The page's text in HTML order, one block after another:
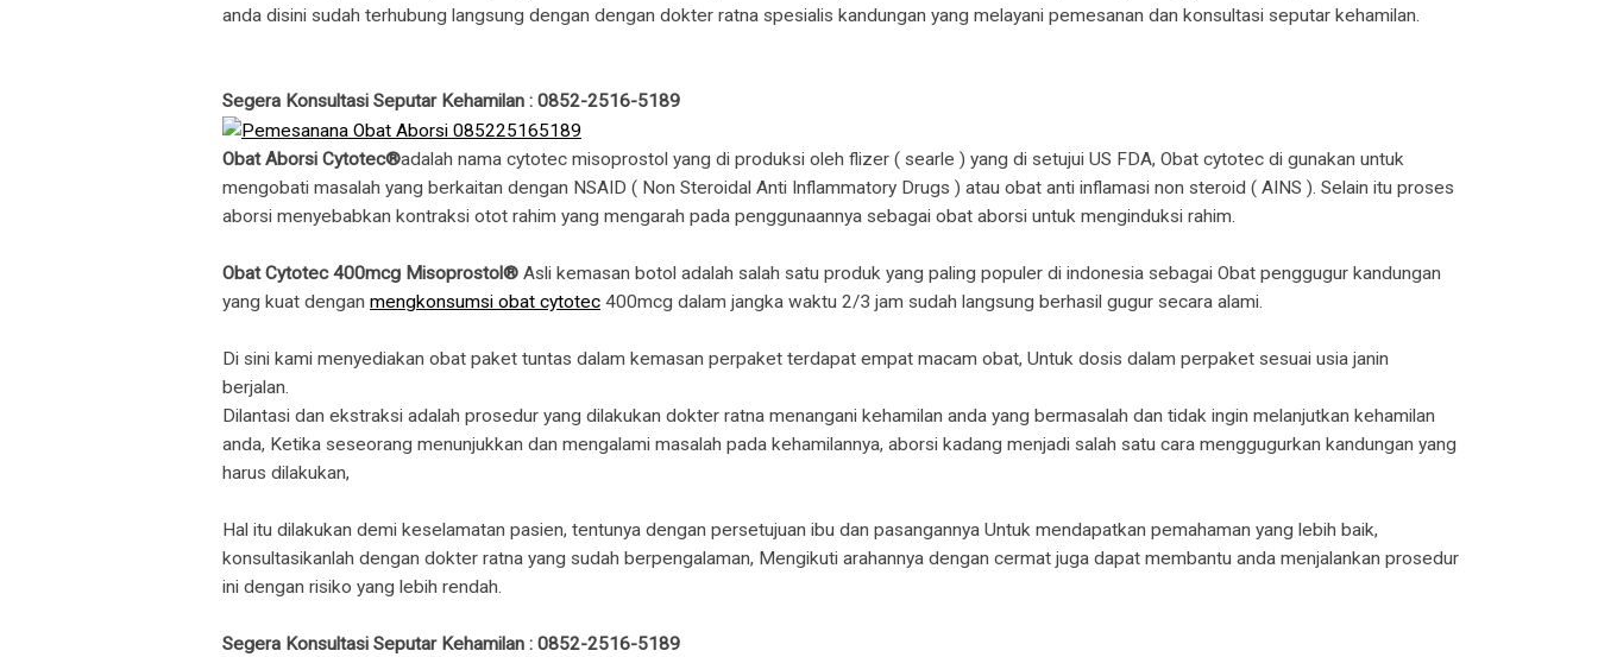
anda disini sudah terhubung langsung dengan dengan dokter ratna spesialis kandungan yang melayani pemesanan dan konsultasi seputar kehamilan.
Segera Konsultasi Seputar Kehamilan : 0852-2516-5189
Obat Aborsi Cytotec®adalah nama cytotec misoprostol yang di produksi oleh flizer ( searle ) yang di setujui US FDA, Obat cytotec di gunakan untuk
mengobati masalah yang berkaitan dengan NSAID ( Non Steroidal Anti Inflammatory Drugs ) atau obat anti inflamasi non steroid ( AINS ). Selain itu proses
aborsi menyebabkan kontraksi otot rahim yang mengarah pada penggunaannya sebagai obat aborsi untuk menginduksi rahim.
Obat Cytotec 400mcg Misoprostol® Asli kemasan botol adalah salah satu produk yang paling populer di indonesia sebagai Obat penggugur kandungan
yang kuat dengan mengkonsumsi obat cytotec 400mcg dalam jangka waktu 2/3 jam sudah langsung berhasil gugur secara alami.
Di sini kami menyediakan obat paket tuntas dalam kemasan perpaket terdapat empat macam obat, Untuk dosis dalam perpaket sesuai usia janin
berjalan.
Dilantasi dan ekstraksi adalah prosedur yang dilakukan dokter ratna menangani kehamilan anda yang bermasalah dan tidak ingin melanjutkan kehamilan
anda, Ketika seseorang menunjukkan dan mengalami masalah pada kehamilannya, aborsi kadang menjadi salah satu cara menggugurkan kandungan yang
harus dilakukan,
Hal itu dilakukan demi keselamatan pasien, tentunya dengan persetujuan ibu dan pasangannya Untuk mendapatkan pemahaman yang lebih baik,
konsultasikanlah dengan dokter ratna yang sudah berpengalaman, Mengikuti arahannya dengan cermat juga dapat membantu anda menjalankan prosedur
ini dengan risiko yang lebih rendah.
Segera Konsultasi Seputar Kehamilan : 0852-2516-5189